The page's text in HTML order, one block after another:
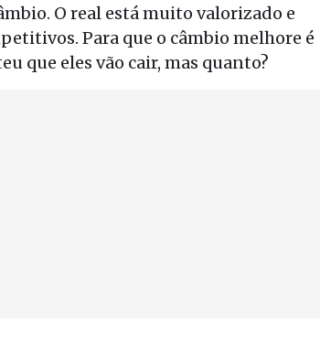
O real está muito valorizado e
Para que o câmbio melhore é
que eles vão cair, mas quanto?